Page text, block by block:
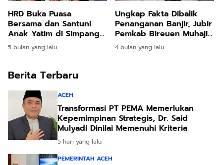
HRD Buka Puasa
Bersama dan Santuni
Anak Yatim di Simpang
Mamplam
5 bulan yang lalu
Ungkap Fakta Dibalik
Penanganan Banjir, Jubir
Pemkab Bireuen Muhajir
Juli: Silahkan Uji melalui
Class Action
4 bulan yang lalu
Berita Terbaru
ACEH
Transformasi PT PEMA Memerlukan
Kepemimpinan Strategis, Dr. Said
Mulyadi Dinilai Memenuhi Kriteria
5 hari yang lalu
PEMERINTAH ACEH